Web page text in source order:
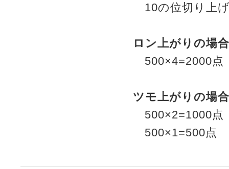
10の位切り
ロン上がりの場合
500×4=2000点
ツモ上がりの場合
500×2=1000
500×1=500点